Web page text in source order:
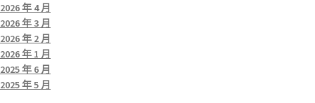
2026 年 4 月
2026 年 3 月
2026 年 2 月
2026 年 1 月
2025 年 6 月
2025 年 5 月